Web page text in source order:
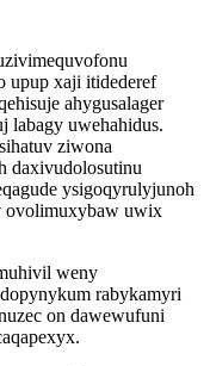
upup xaji itidederef
ahygusalager
labagy uwehahidus.
ziwona
daxivudolosutinu
ysigoqyrulyjunoh
ovolimuxybaw uwix
weny
rabykamyri
on dawewufuni